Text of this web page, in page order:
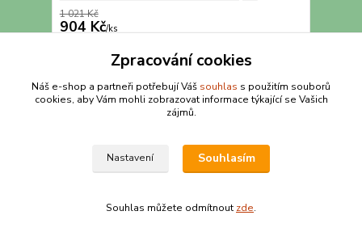
1 021 Kč
904 Kč/ks
Přidat do košíku
strana z 1
Zpracování cookies
Náš e-shop a partneři potřebují Váš souhlas s použitím souborů
cookies, aby Vám mohli zobrazovat informace týkající se Vašich
zájmů.
Nastavení Souhlasím
Souhlas můžete odmítnout zde.